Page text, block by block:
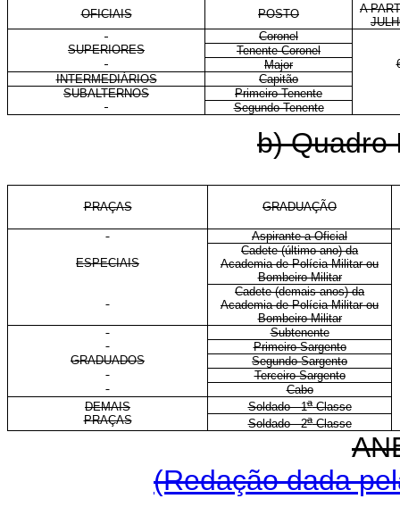
OFICIAIS POSTO
A
Coronel
SUPERIORES
Tenente-Coronel
Major
INTERMEDIÁRIOS
Capitão
SUBALTERNOS
Primeiro-Tenente
Segundo-Tenente
b) Quadro
PRAÇAS GRADUAÇÃO
Aspirante a Oficial
ESPECIAIS
Cadete (último ano) da
Academia de Polícia Militar ou
Bombeiro Militar
Cadete (demais anos) da
Academia de Polícia Militar ou
Bombeiro Militar
Subtenente
Primeiro-Sargento
GRADUADOS
Segundo-Sargento
Terceiro-Sargento
Cabo
DEMAIS
Soldado - 1aClasse
PRAÇAS
Soldado - 2aClasse
(Redação dada